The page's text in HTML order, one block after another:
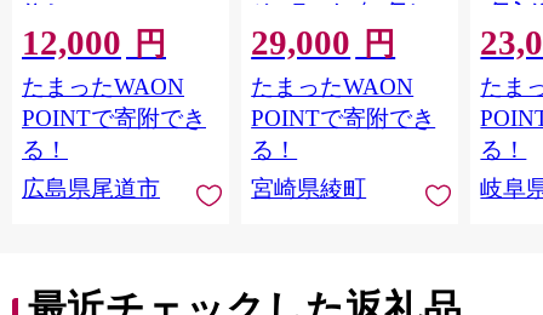
り！
12,000 円
たまったWAON
POINTで寄附でき
る！
広島県尾道市
ジェラート〈12個セッ
ト〉_A0093-003
29,000 円
たまったWAON
POINTで寄附でき
る！
宮崎県綾町
6個入
種 / 栗
んとん
栗 く
イーツ
羹 老
セット
限定
たま
る！
岐阜